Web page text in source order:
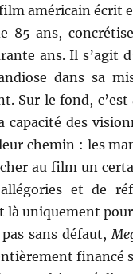
américain écrit
85 ans,
ans. Il s’agit
dans sa
Sur le fond,
capacité des
chemin : les
au film un
et de
là uniquement
sans défaut,